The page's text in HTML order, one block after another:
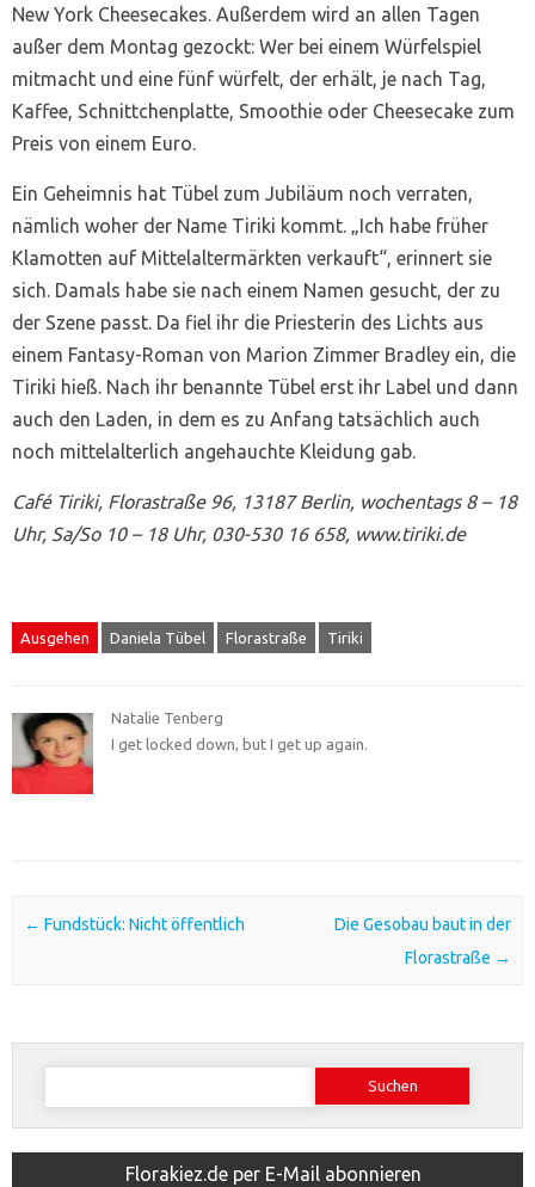
New York Cheesecakes. Außerdem wird an allen Tagen
außer dem Montag gezockt: Wer bei einem Würfelspiel
mitmacht und eine fünf würfelt, der erhält, je nach Tag,
Kaffee, Schnittchenplatte, Smoothie oder Cheesecake zum
Preis von einem Euro.
Ein Geheimnis hat Tübel zum Jubiläum noch verraten,
nämlich woher der Name Tiriki kommt. „Ich habe früher
Klamotten auf Mittelaltermärkten verkauft“, erinnert sie
sich. Damals habe sie nach einem Namen gesucht, der zu
der Szene passt. Da fiel ihr die Priesterin des Lichts aus
einem Fantasy-Roman von Marion Zimmer Bradley ein, die
Tiriki hieß. Nach ihr benannte Tübel erst ihr Label und dann
auch den Laden, in dem es zu Anfang tatsächlich auch
noch mittelalterlich angehauchte Kleidung gab.
Café Tiriki, Florastraße 96, 13187 Berlin, wochentags 8 – 18
Uhr, Sa/So 10 – 18 Uhr, 030-530 16 658, www.tiriki.de
Ausgehen Daniela Tübel Florastraße Tiriki
Natalie Tenberg
I get locked down, but I get up again.
Post navigation
← Fundstück: Nicht öffentlich
Die Gesobau baut in der
Florastraße →
Suchen
Florakiez.de per E-Mail abonnieren